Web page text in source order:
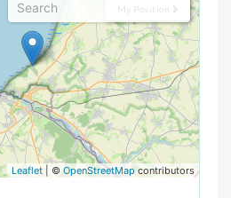
My Position
Leaflet | © OpenStreetMap contributors